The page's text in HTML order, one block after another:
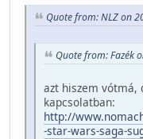
Quote from: NLZ on
Quote from: Fazék
azt hiszem vótmá,
kapcsolatban:
http://
-star-wars-saga-